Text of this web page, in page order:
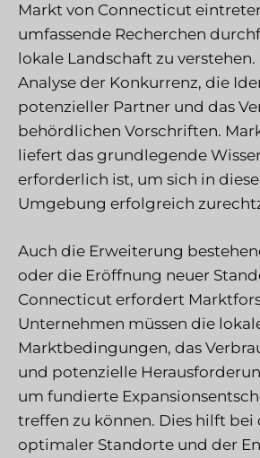
Markt von Connecticut
umfassende Recherchen
lokale Landschaft zu
Analyse der Konkurrenz, die
potenzieller Partner und das
behördlichen Vorschriften.
liefert das grundlegende
erforderlich ist, um sich in
Umgebung erfolgreich
Auch die Erweiterung
oder die Eröffnung neuer
Connecticut erfordert
Unternehmen müssen die
Marktbedingungen, das
und potenzielle
um fundierte
treffen zu können. Dies hilft bei
optimaler Standorte und der